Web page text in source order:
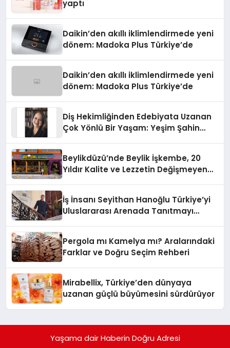
yaptı
Daikin’den akıllı iklimlendirmede yeni
dönem: Madoka Plus Türkiye’de
Daikin’den akıllı iklimlendirmede yeni
dönem: Madoka Plus Türkiye’de
Diş Hekimliğinden Edebiyata Uzanan
Çok Yönlü Bir Yaşam: Yeşim Şahin
Beylikdüzü’nde Beylik İşkembe, 20
Yıldır Kalite ve Lezzetin Değişmeyen
İş İnsanı Seyithan Hanoğlu Türkiye’yi
Uluslararası Arenada Tanıtmayı
Pergola mı Kamelya mı? Aralarındaki
Farklar ve Doğru Seçim Rehberi
Mirabellix, Türkiye’den dünyaya
uzanan güçlü büyümesini sürdürüyor
Yaşama dair Haberin Doğru Adresi